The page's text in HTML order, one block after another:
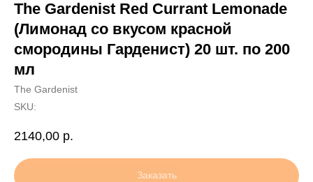
The Gardenist Red Currant Lemonade
(Лимонад со вкусом красной
смородины Гарденист) 20 шт. по 200
мл
The Gardenist
SKU:
2140,00 р.
Заказать